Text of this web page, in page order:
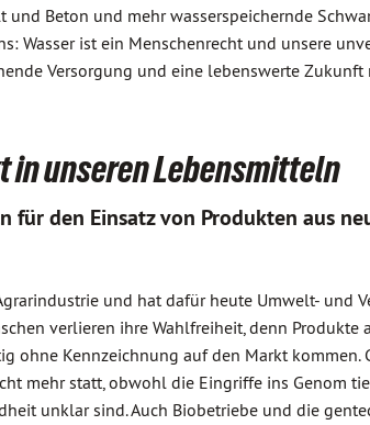
und Beton und mehr wasserspeichernde
Wasser ist ein Menschenrecht und unsere
Versorgung und eine lebenswerte
in unseren Lebensmitteln
für den Einsatz von Produkten aus
und hat dafür heute Umwelt- und
verlieren ihre Wahlfreiheit, denn Produkte
ohne Kennzeichnung auf den Markt kommen.
mehr statt, obwohl die Eingriffe ins Genom
unklar sind. Auch Biobetriebe und die